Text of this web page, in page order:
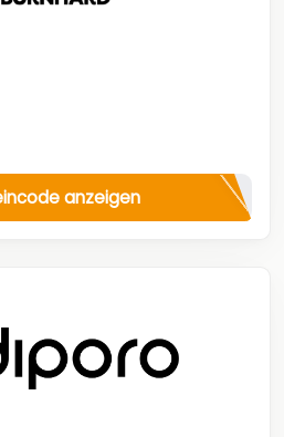
anzeigen